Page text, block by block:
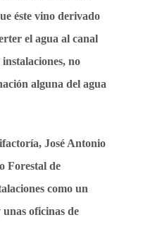
éste vino derivado
el agua al canal
no
alguna del agua
José Antonio
Forestal de
como un
oficinas de